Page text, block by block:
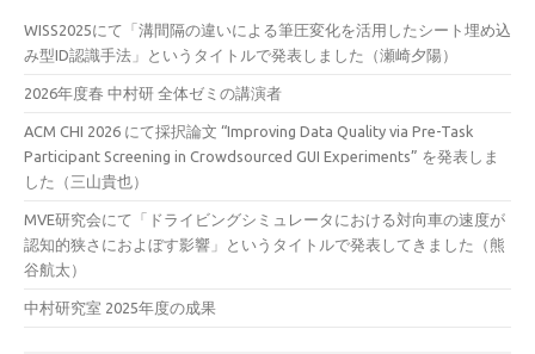
WISS2025にて「溝間隔の違いによる筆圧変化を活用したシート埋め込
み型ID認識手法」というタイトルで発表しました（瀬崎夕陽）
2026年度春 中村研 全体ゼミの講演者
ACM CHI 2026 にて採択論文 “Improving Data Quality via Pre-Task
Participant Screening in Crowdsourced GUI Experiments” を発表しま
した（三山貴也）
MVE研究会にて「ドライビングシミュレータにおける対向車の速度が
認知的狭さにおよぼす影響」というタイトルで発表してきました（熊
谷航太）
中村研究室 2025年度の成果